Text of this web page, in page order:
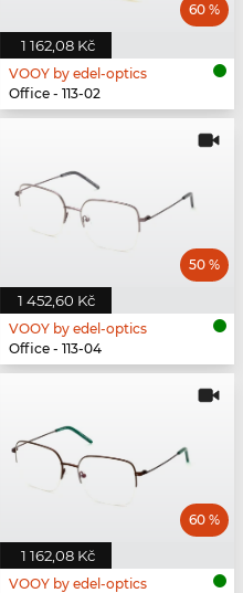
1 162,08 Kč
60 %
VOOY by edel-optics
Office - 113-02
1 452,60 Kč
50 %
VOOY by edel-optics
Office - 113-04
1 162,08 Kč
60 %
VOOY by edel-optics